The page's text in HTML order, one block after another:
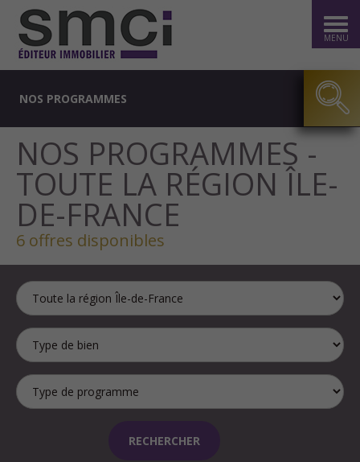
MENU
NOS PROGRAMMES
NOS PROGRAMMES -
TOUTE LA RÉGION ÎLE-
DE-FRANCE
6 offres disponibles